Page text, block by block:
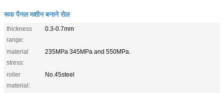
रूफ पैनल मशीन बनाने रोल
thickness
range:
0.3-0.7mm
material
stress:
235MPa 345MPa and 550MPa.
roller
material:
No.45steel